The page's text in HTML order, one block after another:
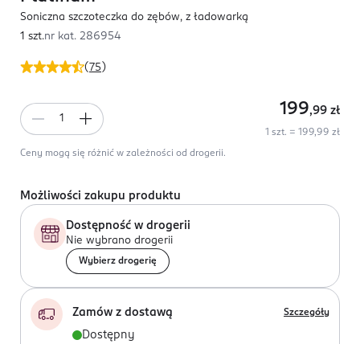
( 75 )
Soniczna szczoteczka do zębów, z ładowarką
1 szt.nr kat. 286954
199,99 zł
1 szt. = 199,99 zł
Ceny mogą się różnić w zależności od drogerii.
Możliwości zakupu produktu
Dostępność w drogerii
Nie wybrano drogerii
Wybierz drogerię
Zamów z dostawą Szczegóły
Dostępny